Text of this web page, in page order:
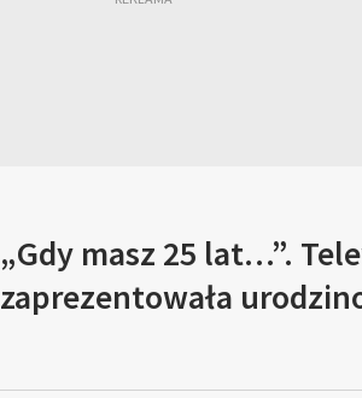
„Gdy masz 25 lat…”.
zaprezentowała